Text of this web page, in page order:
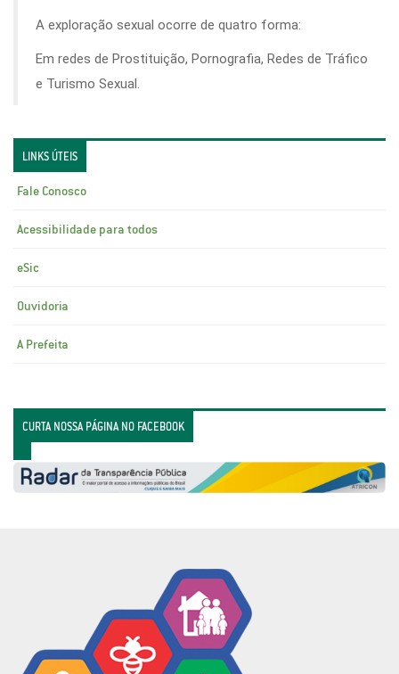
A exploração sexual ocorre de quatro forma:
Em redes de Prostituição, Pornografia, Redes de Tráfico
e Turismo Sexual.
LINKS ÚTEIS
Fale Conosco
Acessibilidade para todos
eSic
Ouvidoria
A Prefeita
CURTA NOSSA PÁGINA NO FACEBOOK